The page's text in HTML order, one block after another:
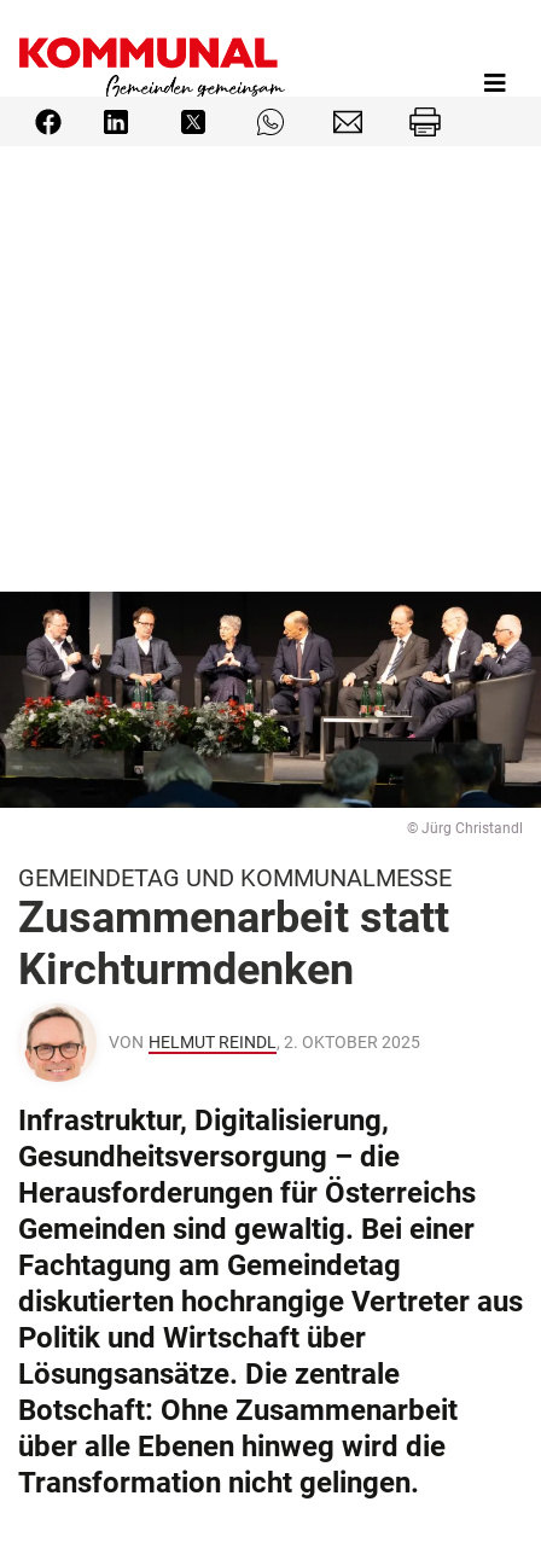
Inhalt
© Jürg Christandl
GEMEINDETAG UND KOMMUNALMESSE
Zusammenarbeit statt
Kirchturmdenken
VON HELMUT REINDL , 2. OKTOBER 2025
Infrastruktur, Digitalisierung,
Gesundheitsversorgung – die
Herausforderungen für Österreichs
Gemeinden sind gewaltig. Bei einer
Fachtagung am Gemeindetag
diskutierten hochrangige Vertreter aus
Politik und Wirtschaft über
Lösungsansätze. Die zentrale
Botschaft: Ohne Zusammenarbeit
über alle Ebenen hinweg wird die
Transformation nicht gelingen.